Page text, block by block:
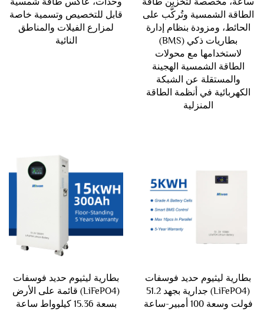
الطاقة الشمسية وتُركَّب على
الحائط، ومزودة بنظام إدارة
بطاريات ذكي (BMS)
لاستخدامها مع محولات
الطاقة الشمسية الهجينة
والمستقلة عن الشبكة
الكهربائية في أنظمة الطاقة
المنزلية
قابل للتخصيص وتسمية خاصة
لمزارع الفيلات والمناطق
النائية
بطارية ليثيوم حديد فوسفات
(LiFePO4) جدارية بجهد 51.2
فولت وسعة 100 أمبير-ساعة
بطارية ليثيوم حديد فوسفات
(LiFePO4) قائمة على الأرض
بسعة 15.36 كيلوواط ساعة